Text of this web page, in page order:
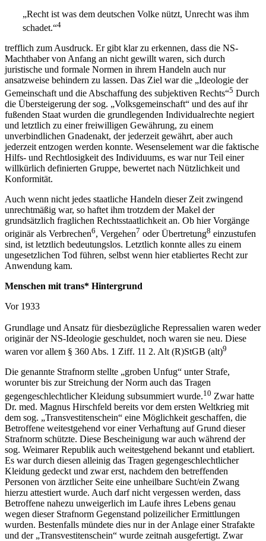
„Recht ist was dem deutschen Volke nützt, Unrecht was ihm
schadet.“4
trefflich zum Ausdruck. Er gibt klar zu erkennen, dass die NS-
Machthaber von Anfang an nicht gewillt waren, sich durch
juristische und formale Normen in ihrem Handeln auch nur
ansatzweise behindern zu lassen. Das Ziel war die „Ideologie der
Gemeinschaft und die Abschaffung des subjektiven Rechts“5 Durch
die Übersteigerung der sog. „Volksgemeinschaft“ und des auf ihr
fußenden Staat wurden die grundlegenden Individualrechte negiert
und letztlich zu einer freiwilligen Gewährung, zu einem
unverbindlichen Gnadenakt, der jederzeit gewährt, aber auch
jederzeit entzogen werden konnte. Wesenselement war die faktische
Hilfs- und Rechtlosigkeit des Individuums, es war nur Teil einer
willkürlich definierten Gruppe, bewertet nach Nützlichkeit und
Konformität.
Auch wenn nicht jedes staatliche Handeln dieser Zeit zwingend
unrechtmäßig war, so haftet ihm trotzdem der Makel der
grundsätzlich fraglichen Rechtsstaatlichkeit an. Ob hier Vorgänge
originär als Verbrechen6, Vergehen7 oder Übertretung8 einzustufen
sind, ist letztlich bedeutungslos. Letztlich konnte alles zu einem
ungesetzlichen Tod führen, selbst wenn hier etabliertes Recht zur
Anwendung kam.
Menschen mit trans* Hintergrund
Vor 1933
Grundlage und Ansatz für diesbezügliche Repressalien waren weder
originär der NS-Ideologie geschuldet, noch waren sie neu. Diese
waren vor allem § 360 Abs. 1 Ziff. 11 2. Alt (R)StGB (alt)9
Die genannte Strafnorm stellte „groben Unfug“ unter Strafe,
worunter bis zur Streichung der Norm auch das Tragen
gegengeschlechtlicher Kleidung subsummiert wurde.10 Zwar hatte
Dr. med. Magnus Hirschfeld bereits vor dem ersten Weltkrieg mit
dem sog. „Transvestitenschein“ eine Möglichkeit geschaffen, die
Betroffene weitestgehend vor einer Verhaftung auf Grund dieser
Strafnorm schützte. Diese Bescheinigung war auch während der
sog. Weimarer Republik auch weitestgehend bekannt und etabliert.
Es war durch diesen alleinig das Tragen gegengeschlechtlicher
Kleidung gedeckt und zwar erst, nachdem den betreffenden
Personen von ärztlicher Seite eine unheilbare Sucht/ein Zwang
hierzu attestiert wurde. Auch darf nicht vergessen werden, dass
Betroffene nahezu unweigerlich im Laufe ihres Lebens genau
wegen dieser Strafnorm Gegenstand polizeilicher Ermittlungen
wurden. Bestenfalls mündete dies nur in der Anlage einer Strafakte
und der „Transvestitenschein“ wurde zeitnah ausgefertigt. Zwar